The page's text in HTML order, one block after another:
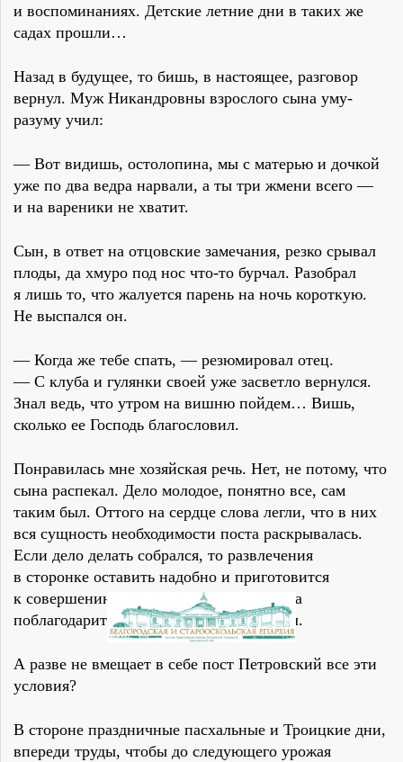
и воспоминаниях. Детские летние дни в таких же
садах прошли…
Назад в будущее, то бишь, в настоящее, разговор
вернул. Муж Никандровны взрослого сына уму-
разуму учил:
— Вот видишь, остолопина, мы с матерью и дочкой
уже по два ведра нарвали, а ты три жмени всего —
и на вареники не хватит.
Сын, в ответ на отцовские замечания, резко срывал
плоды, да хмуро под нос что-то бурчал. Разобрал
я лишь то, что жалуется парень на ночь короткую.
Не выспался он.
— Когда же тебе спать, — резюмировал отец.
— С клуба и гулянки своей уже засветло вернулся.
Знал ведь, что утром на вишню пойдем… Вишь,
сколько ее Господь благословил.
Понравилась мне хозяйская речь. Нет, не потому, что
сына распекал. Дело молодое, понятно все, сам
таким был. Оттого на сердце слова легли, что в них
вся сущность необходимости поста раскрывалась.
Если дело делать собрался, то развлечения
в сторонке оставить надобно и приготовится
к совершению задуманного, а также Бога
поблагодарить, что Он такой урожай дал.
А разве не вмещает в себе пост Петровский все эти
условия?
В стороне праздничные пасхальные и Троицкие дни,
впереди труды, чтобы до следующего урожая